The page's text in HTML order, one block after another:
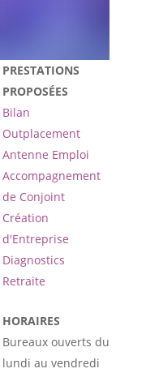
PRESTATIONS
PROPOSÉES
Bilan
Outplacement
Antenne Emploi
Accompagnement
de Conjoint
Création
d'Entreprise
Diagnostics
Retraite
HORAIRES
Bureaux ouverts du
lundi au vendredi